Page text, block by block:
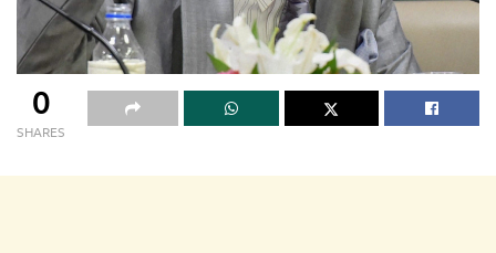
0
SHARES